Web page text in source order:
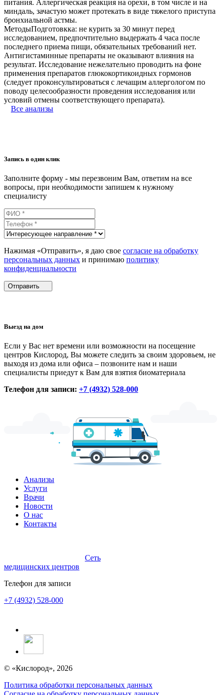
питания. Аллергическая реакция на орехи, в том числе и на
миндаль, зачастую может протекать в виде тяжелого приступа
бронхиальной астмы.
МетодыПодготовкка: не курить за 30 минут перед
исследованием, предпочтительно выдержать 4 часа после
последнего приема пищи, обязательных требований нет.
Антигистаминные препараты не оказывают влияния на
результат. Исследование нежелательно проводить на фоне
применения препаратов глюкокортикоидных гормонов
(следует проконсультироваться с лечащим аллергологом по
поводу целесообразности проведения исследования или
условий отмены соответствующего препарата).
Все анализы
Запись в один клик
Заполните форму - мы перезвоним Вам, ответим на все
вопросы, при необходимости запишем к нужному
специалисту
Нажимая «Отправить», я даю свое согласие на обработку
персональных данных и принимаю политику
конфиденциальности
Отправить
Выезд на дом
Если у Вас нет времени или возможности на посещение
центров Кислород, Вы можете следить за своим здоровьем, не
выходя из дома или офиса – позвоните нам и наши
специалисты приедут к Вам для взятия биоматериала
Телефон для записи: +7 (4932) 528-000
Анализы
Услуги
Врачи
Новости
О нас
Контакты
Сеть
медицинских центров
Телефон для записи
+7 (4932) 528-000
© «Кислород», 2026
Политика обработки персональных данных